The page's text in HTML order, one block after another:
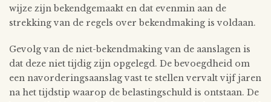
wijze zijn bekendgemaakt en dat evenmin aan de
strekking van de regels over bekendmaking is voldaan.
Gevolg van de niet-bekendmaking van de aanslagen is
dat deze niet tijdig zijn opgelegd. De bevoegdheid om
een navorderingsaanslag vast te stellen vervalt vijf jaren
na het tijdstip waarop de belastingschuld is ontstaan. De